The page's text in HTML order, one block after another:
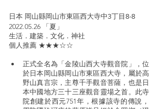
日本 岡山縣岡山市東區西大寺中3丁目8-8
2022.05.26 「夏」
生活．建築．文化．神社
個人推薦 ★★★☆☆
正式全名為「金陵山西大寺觀音院」，位
於日本岡山縣岡山市東區西大寺，屬於高
野山真言宗，主尊千手觀音菩薩，也是日
本中國地方三十三座觀音靈場之首。此寺
院創建於西元751年，根據該寺的傳說，